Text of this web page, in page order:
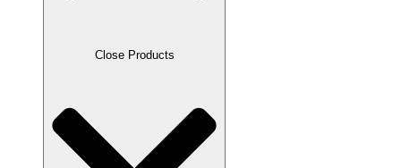
Close Products